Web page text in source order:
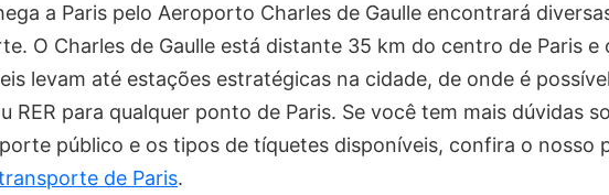
a Paris pelo Aeroporto Charles de Gaulle encontrará
O Charles de Gaulle está distante 35 km do centro de Paris
levam até estações estratégicas na cidade, de onde é
RER para qualquer ponto de Paris. Se você tem mais dúvidas
público e os tipos de tíquetes disponíveis, confira o nosso
de Paris.